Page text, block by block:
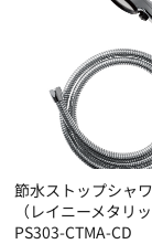
節水ストップシャ
（レイニーメタリ
PS303-CTMA-CD